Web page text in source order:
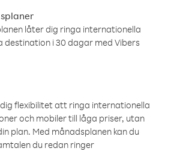
låter dig ringa internationella
destination i 30 dagar med Vibers
flexibilitet att ringa internationella
och mobiler till låga priser, utan
plan. Med månadsplanen kan du
du redan ringer